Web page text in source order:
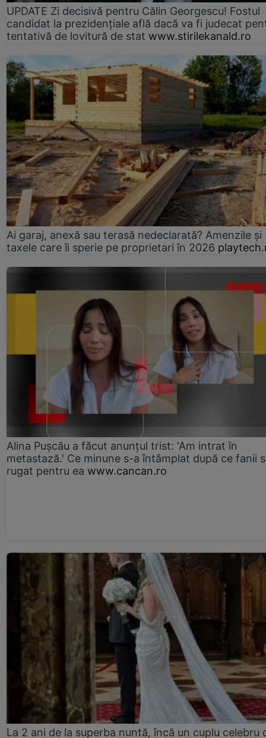
UPDATE Zi decisivă pentru Călin Georgescu! Fostul
candidat la prezidențiale află dacă va fi judecat
tentativă de lovitură de stat www.stirilekanald.ro
Ai garaj, anexă sau terasă nedeclarată? Amenzile și
taxele care îi sperie pe proprietari în 2026
Alina Pușcău a făcut anunțul trist: 'Am intrat în
metastază.' Ce minune s-a întâmplat după ce fanii
rugat pentru ea www.cancan.ro
La 2 ani de la superba nuntă, încă un cuplu celebru